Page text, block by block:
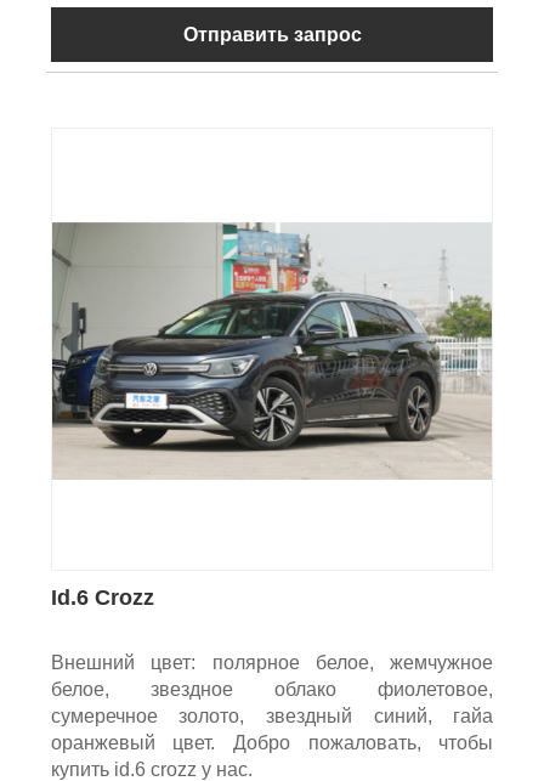
Отправить запрос
Id.6 Crozz
Внешний цвет: полярное белое, жемчужное
белое, звездное облако фиолетовое,
сумеречное золото, звездный синий, гайа
оранжевый цвет. Добро пожаловать, чтобы
купить id.6 crozz у нас.